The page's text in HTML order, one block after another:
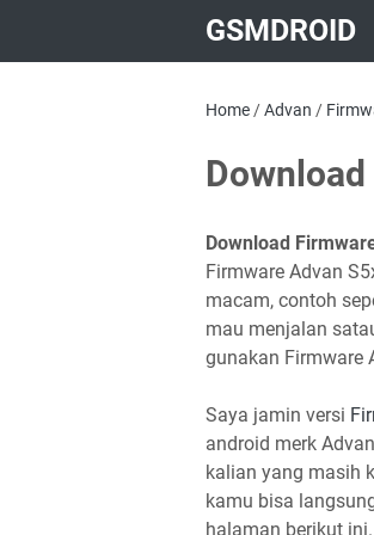
GSMDROID
Home /Advan /
Download
Firmware Advan
macam, contoh
mau menjalan
gunakan Firmware
Saya jamin versi
android merk
kalian yang masih
kamu bisa
halaman berikut ini.